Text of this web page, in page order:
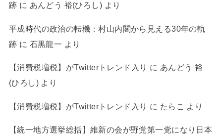
跡 に あんどう 裕(ひろし) より
平成時代の政治の転機：村山内閣から見える30年の軌
跡 に 石黒龍一 より
【消費税増税】がTwitterトレンド入り に あんどう 裕
(ひろし)より
【消費税増税】がTwitterトレンド入り に たらこ より
【統一地方選挙総括】維新の会が野党第一党になり日本